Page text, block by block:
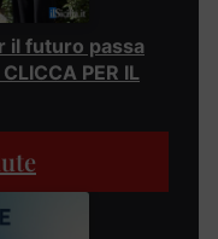
il futuro passa
PER IL